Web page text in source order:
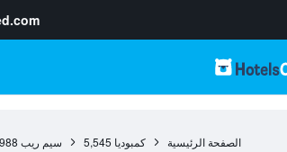
الصفحة الرئيسية كمبوديا 5,545 سيم ريب